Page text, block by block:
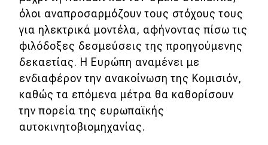
όλοι αναπροσαρμόζουν τους στόχους τους
για ηλεκτρικά μοντέλα, αφήνοντας πίσω τις
φιλόδοξες δεσμεύσεις της προηγούμενης
δεκαετίας. Η Ευρώπη αναμένει με
ενδιαφέρον την ανακοίνωση της Κομισιόν,
καθώς τα επόμενα μέτρα θα καθορίσουν
την πορεία της ευρωπαϊκής
αυτοκινητοβιομηχανίας.